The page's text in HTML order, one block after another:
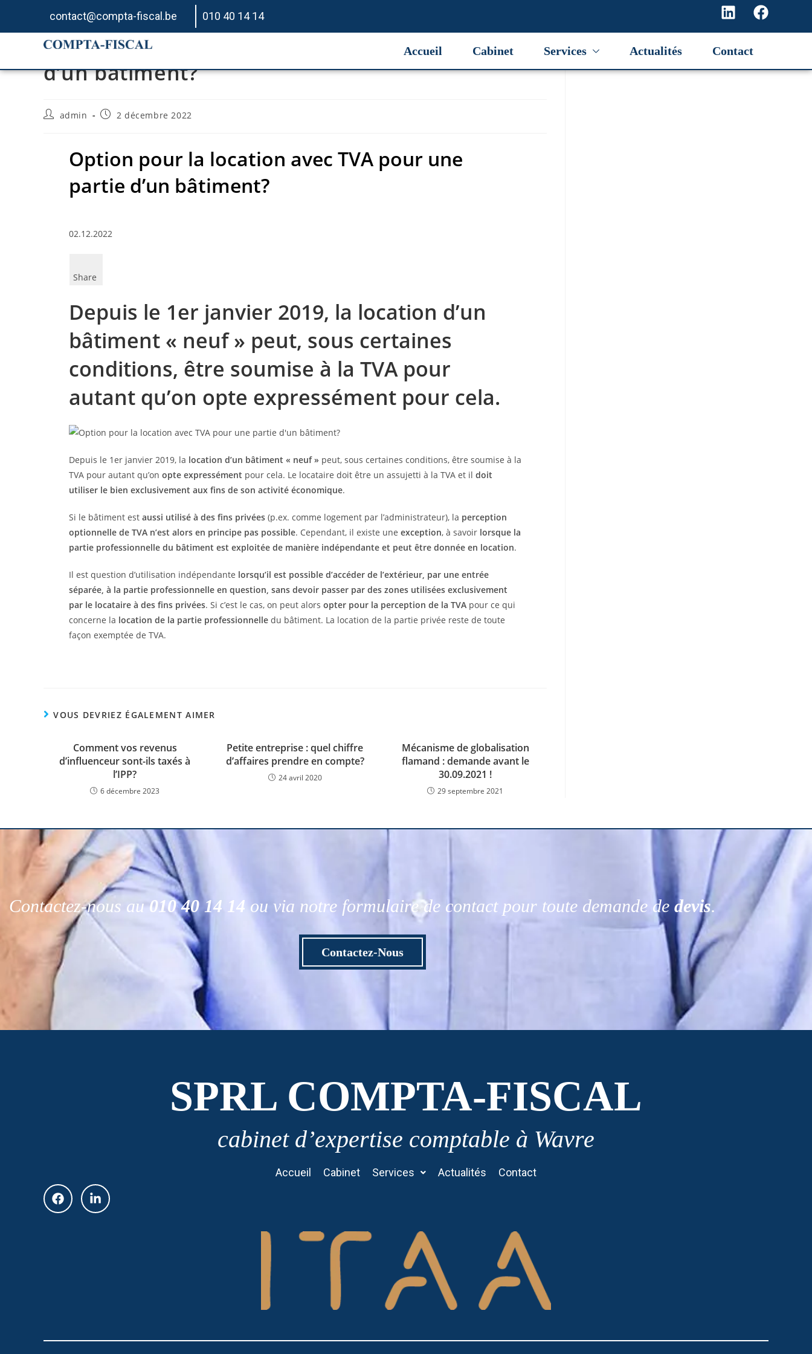
contact@compta-fiscal.be 010 40 14 14
Accueil Cabinet Services Actualités Contact
Option pour la location avec TVA pour une partie
d’un bâtiment?
admin 2 décembre 2022
Option pour la location avec TVA pour une
partie d’un bâtiment?
02.12.2022
Share
Depuis le 1er janvier 2019, la location d’un
bâtiment « neuf » peut, sous certaines
conditions, être soumise à la TVA pour
autant qu’on opte expressément pour cela.
Depuis le 1er janvier 2019, la location d’un bâtiment « neuf » peut, sous certaines conditions, être soumise à la
TVA pour autant qu’on opte expressément pour cela. Le locataire doit être un assujetti à la TVA et il doit
utiliser le bien exclusivement aux fins de son activité économique.
Si le bâtiment est aussi utilisé à des fins privées(p.ex. comme logement par l’administrateur), la perception
optionnelle de TVA n’est alors en principe pas possible. Cependant, il existe une exception, à savoir lorsque la
partie professionnelle du bâtiment est exploitée de manière indépendante et peut être donnée en location.
Il est question d’utilisation indépendante lorsqu’il est possible d’accéder de l’extérieur, par une entrée
séparée, à la partie professionnelle en question, sans devoir passer par des zones utilisées exclusivement
par le locataire à des fins privées. Si c’est le cas, on peut alors opter pour la perception de la TVApour ce qui
concerne la location de la partie professionnelledu bâtiment. La location de la partie privée reste de toute
façon exemptée de TVA.
VOUS DEVRIEZ ÉGALEMENT AIMER
Comment vos revenus
d’influenceur sont-ils taxés à
l’IPP?
6 décembre 2023
Petite entreprise : quel chiffre
d’affaires prendre en compte?
24 avril 2020
Mécanisme de globalisation
flamand : demande avant le
30.09.2021 !
29 septembre 2021
Contactez-nous au 010 40 14 14 ou via notre formulaire de contact pour toute demande de devis.
Contactez-Nous
SPRL COMPTA-FISCAL
cabinet d’expertise comptable à Wavre
Accueil Cabinet Services Actualités Contact